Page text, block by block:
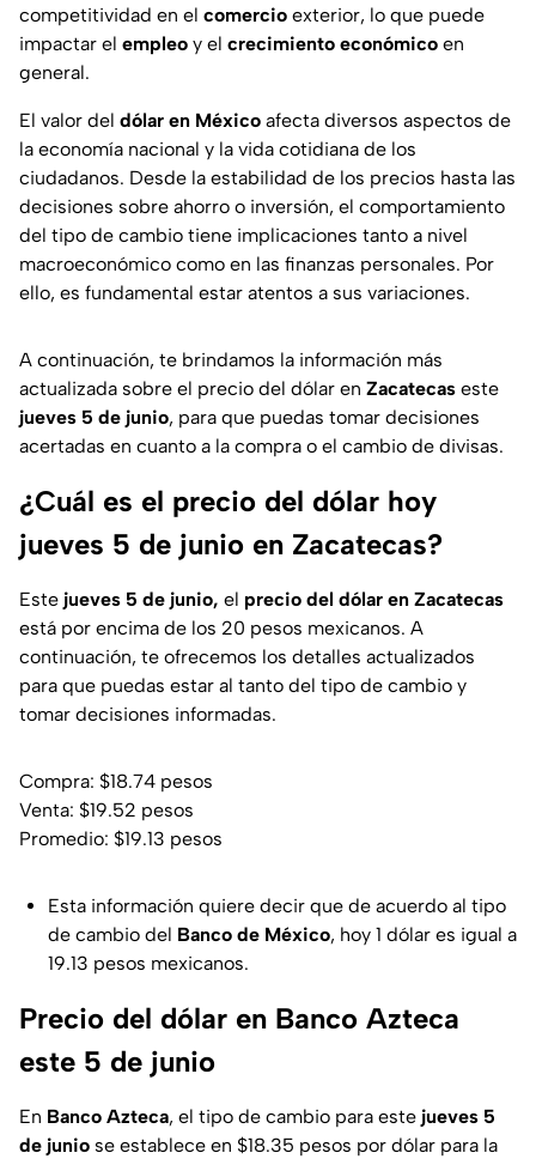
competitividad en el comercio exterior, lo que puede
impactar el empleo y el crecimiento económico en
general.
El valor del dólar en México afecta diversos aspectos de
la economía nacional y la vida cotidiana de los
ciudadanos. Desde la estabilidad de los precios hasta las
decisiones sobre ahorro o inversión, el comportamiento
del tipo de cambio tiene implicaciones tanto a nivel
macroeconómico como en las finanzas personales. Por
ello, es fundamental estar atentos a sus variaciones.
A continuación, te brindamos la información más
actualizada sobre el precio del dólar en Zacatecas este
jueves 5 de junio, para que puedas tomar decisiones
acertadas en cuanto a la compra o el cambio de divisas.
¿Cuál es el precio del dólar hoy
jueves 5 de junio en Zacatecas?
Este jueves 5 de junio, el precio del dólar en Zacatecas
está por encima de los 20 pesos mexicanos. A
continuación, te ofrecemos los detalles actualizados
para que puedas estar al tanto del tipo de cambio y
tomar decisiones informadas.
Compra: $18.74 pesos
Venta: $19.52 pesos
Promedio: $19.13 pesos
Esta información quiere decir que de acuerdo al tipo
de cambio del Banco de México, hoy 1 dólar es igual a
19.13 pesos mexicanos.
Precio del dólar en Banco Azteca
este 5 de junio
En Banco Azteca, el tipo de cambio para este jueves 5
de junio se establece en $18.35 pesos por dólar para la